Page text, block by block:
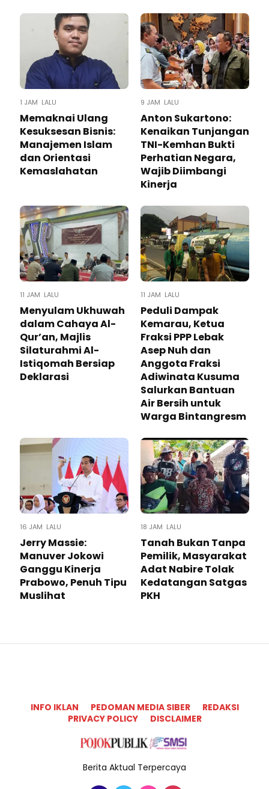
1 JAM LALU
Memaknai Ulang
Kesuksesan Bisnis:
Manajemen Islam
dan Orientasi
Kemaslahatan
9 JAM LALU
Anton Sukartono:
Kenaikan Tunjangan
TNI-Kemhan Bukti
Perhatian Negara,
Wajib Diimbangi
Kinerja
11 JAM LALU
Menyulam Ukhuwah
dalam Cahaya Al-
Qur’an, Majlis
Silaturahmi Al-
Istiqomah Bersiap
Deklarasi
11 JAM LALU
Peduli Dampak
Kemarau, Ketua
Fraksi PPP Lebak
Asep Nuh dan
Anggota Fraksi
Adiwinata Kusuma
Salurkan Bantuan
Air Bersih untuk
Warga Bintangresm
16 JAM LALU
Jerry Massie:
Manuver Jokowi
Ganggu Kinerja
Prabowo, Penuh Tipu
Muslihat
18 JAM LALU
Tanah Bukan Tanpa
Pemilik, Masyarakat
Adat Nabire Tolak
Kedatangan Satgas
PKH
INFO IKLAN PEDOMAN MEDIA SIBER
REDAKSI
PRIVACY POLICY
DISCLAIMER
Berita Aktual Terpercaya